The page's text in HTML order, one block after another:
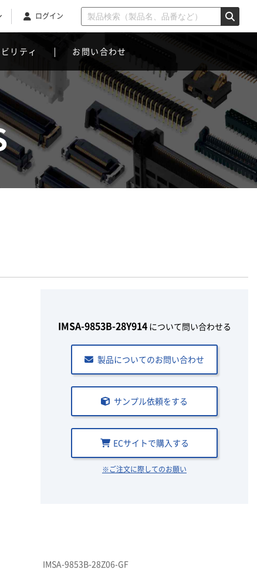
ログイン
リティ お問い合わせ
IMSA-9853B-28Y914について問い合わせる
製品についてのお問い合わせ
サンプル依頼をする
ECサイトで購入する
※ご注文に際してのお願い
IMSA-9853B-28Z06-GF